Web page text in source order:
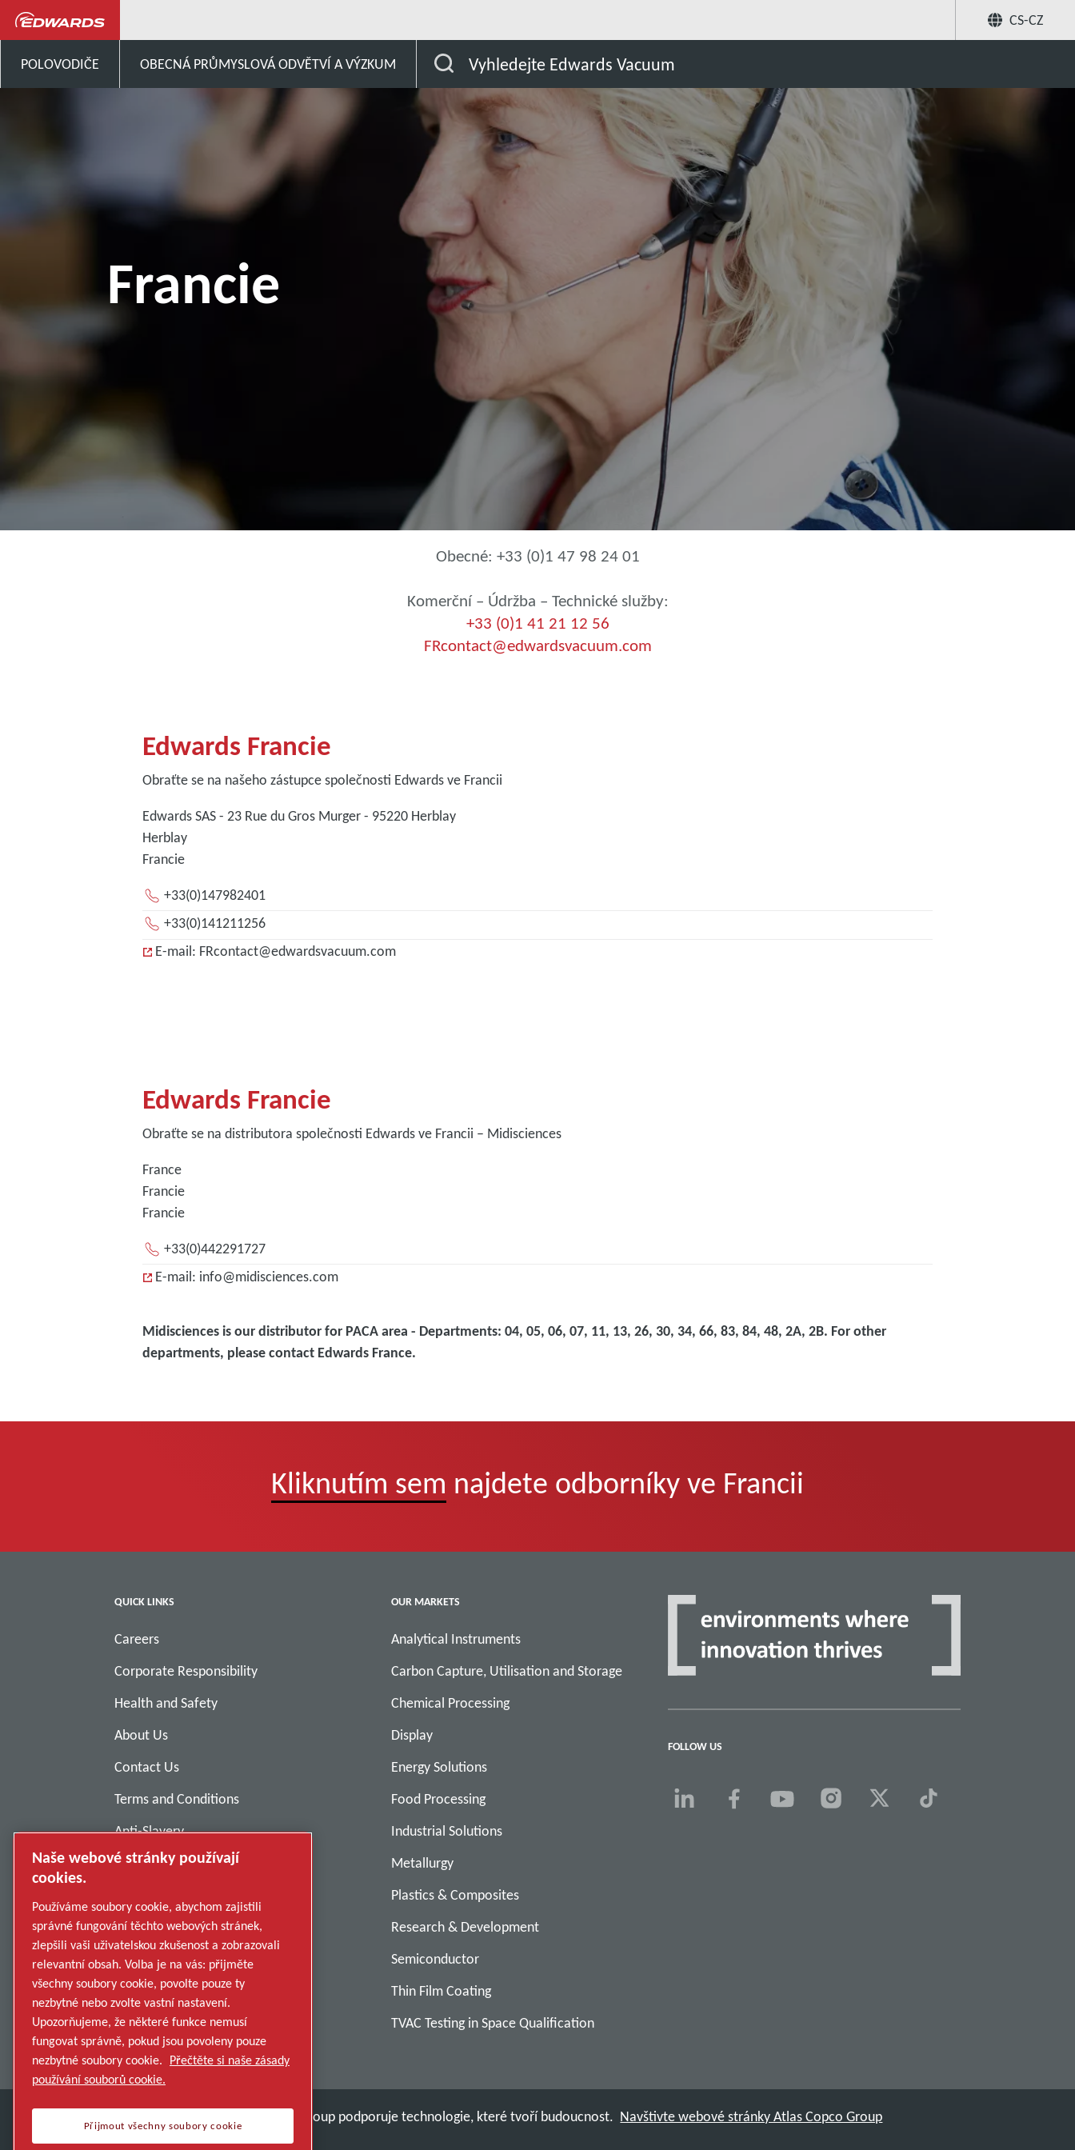
CS-CZ
POLOVODIČE OBECNÁ PRŮMYSLOVÁ ODVĚTVÍ A VÝZKUM Vyhledejte Edwards Vacuum
Francie
Obecné: +33 (0)1 47 98 24 01
Komerční – Údržba – Technické služby:
+33 (0)1 41 21 12 56
FRcontact@edwardsvacuum.com
Edwards Francie
Obraťte se na našeho zástupce společnosti Edwards ve Francii
Edwards SAS - 23 Rue du Gros Murger - 95220 Herblay
Herblay
Francie
+33(0)147982401
+33(0)141211256
E-mail: FRcontact@edwardsvacuum.com
Edwards Francie
Obraťte se na distributora společnosti Edwards ve Francii – Midisciences
France
Francie
Francie
+33(0)442291727
E-mail: info@midisciences.com
Midisciences is our distributor for PACA area - Departments: 04, 05, 06, 07, 11, 13, 26, 30, 34, 66, 83, 84, 48, 2A, 2B. For other
departments, please contact Edwards France.
Kliknutím sem najdete odborníky ve Francii
QUICK LINKS
Careers
Corporate Responsibility
Health and Safety
About Us
Contact Us
Terms and Conditions
Anti-Slavery
Privacy Policy
Suppliers
Accessibility
OUR MARKETS
Analytical Instruments
Carbon Capture, Utilisation and Storage
Chemical Processing
Display
Energy Solutions
Food Processing
Industrial Solutions
Metallurgy
Plastics & Composites
Research & Development
Semiconductor
Thin Film Coating
TVAC Testing in Space Qualification
FOLLOW US
Objevte, jak skupina Atlas Copco Group podporuje technologie, které tvoří budoucnost. Navštivte webové stránky Atlas Copco Group
Naše webové stránky používají
cookies.
Používáme soubory cookie, abychom zajistili
správné fungování těchto webových stránek,
zlepšili vaši uživatelskou zkušenost a zobrazovali
relevantní obsah. Volba je na vás: přijměte
všechny soubory cookie, povolte pouze ty
nezbytné nebo zvolte vastní nastavení.
Upozorňujeme, že některé funkce nemusí
fungovat správně, pokud jsou povoleny pouze
nezbytné soubory cookie. Přečtěte si naše zásady
používání souborů cookie.
Přijmout všechny soubory cookie